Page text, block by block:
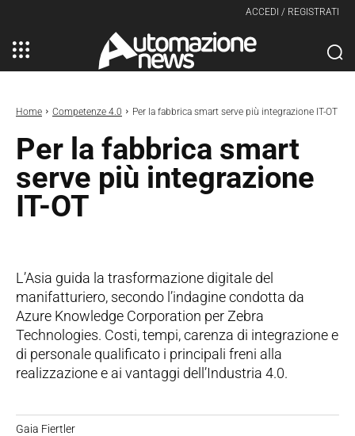
ACCEDI / REGISTRATI
Home Competenze 4.0 Per la fabbrica smart serve più integrazione IT-OT
Per la fabbrica smart
serve più integrazione
IT-OT
L’Asia guida la trasformazione digitale del
manifatturiero, secondo l’indagine condotta da
Azure Knowledge Corporation per Zebra
Technologies. Costi, tempi, carenza di integrazione e
di personale qualificato i principali freni alla
realizzazione e ai vantaggi dell’Industria 4.0.
Gaia Fiertler